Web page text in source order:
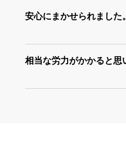
安心にまかせられました
相当な労力がかかると思